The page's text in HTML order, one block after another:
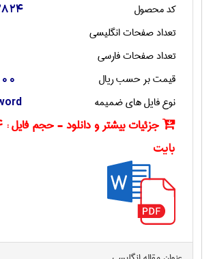
کد محصول
تعداد صفحات انگليسی
تعداد صفحات فارسی
قیمت بر حسب ریال
نوع فایل های ضمیمه
جزئیات بیشتر و دانلود - حجم فایل :
بایت